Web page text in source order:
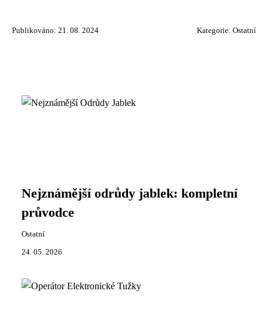
Publikováno: 21. 08. 2024 Kategorie: Ostatní
Nejznámější odrůdy jablek: kompletní
průvodce
Ostatní
24. 05. 2026